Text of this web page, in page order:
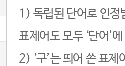
1) 독립된 단어로 인정
표제어도 모두 ‘단어’
2) ‘구’는 띄어 쓴 표